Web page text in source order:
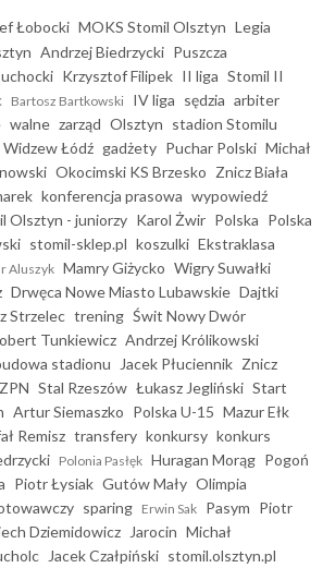
Łobocki MOKS Stomil Olsztyn Legia
Andrzej Biedrzycki Puszcza
Krzysztof Filipek II liga Stomil II
Bartosz Bartkowski IV liga sędzia arbiter
walne zarząd Olsztyn stadion Stomilu
Widzew Łódź gadżety Puchar Polski Michał
Okocimski KS Brzesko Znicz Biała
konferencja prasowa wypowiedź
Olsztyn - juniorzy Karol Żwir Polska Polska
stomil-sklep.pl koszulki Ekstraklasa
Aluszyk Mamry Giżycko Wigry Suwałki
Drwęca Nowe Miasto Lubawskie Dajtki
Strzelec trening Świt Nowy Dwór
Tunkiewicz Andrzej Królikowski
stadionu Jacek Płuciennik Znicz
Stal Rzeszów Łukasz Jegliński Start
Artur Siemaszko Polska U-15 Mazur Ełk
Remisz transfery konkursy konkurs
Polonia Pasłęk Huragan Morąg Pogoń
Piotr Łysiak Gutów Mały Olimpia
sparing Erwin Sak Pasym Piotr
Dziemidowicz Jarocin Michał
Jacek Czałpiński stomil.olsztyn.pl